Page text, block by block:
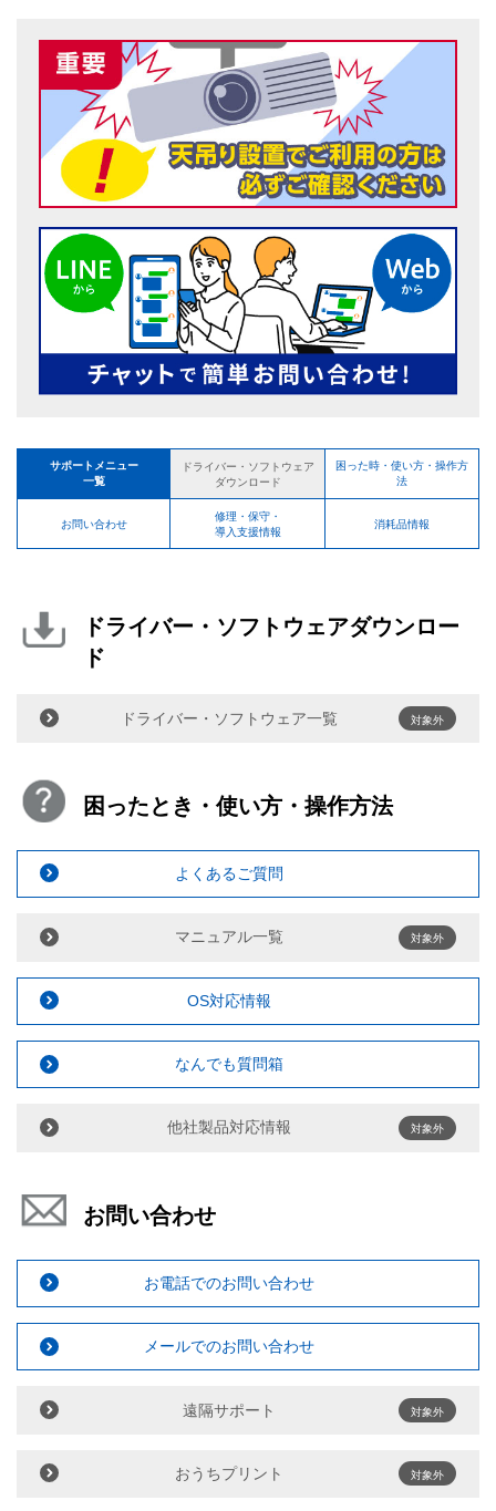
サポートメニュー
一覧
ドライバー・ソフトウェア
ダウンロード
困った時・使い方・操作方
法
お問い合わせ
修理・保守・
導入支援情報
消耗品情報
ドライバー・ソフトウェアダウンロー
ド
ドライバー・ソフトウェア一覧 対象外
困ったとき・使い方・操作方法
よくあるご質問
マニュアル一覧 対象外
OS対応情報
なんでも質問箱
他社製品対応情報 対象外
お問い合わせ
お電話でのお問い合わせ
メールでのお問い合わせ
遠隔サポート 対象外
おうちプリント 対象外